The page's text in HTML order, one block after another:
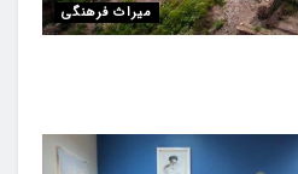
میراث فرهنگی